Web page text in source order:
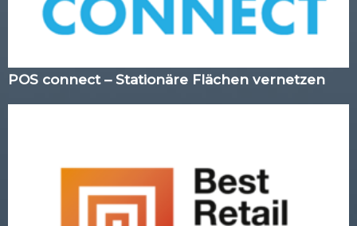
POS connect – Stationäre Flächen vernetzen